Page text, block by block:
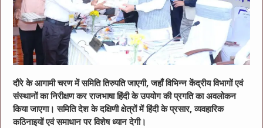
दौरे के आगामी चरण में समिति तिरुपति जाएगी, जहाँ विभिन्न केंद्रीय विभागों एवं
संस्थानों का निरीक्षण कर राजभाषा हिंदी के उपयोग की प्रगति का अवलोकन
किया जाएगा। समिति देश के दक्षिणी क्षेत्रों में हिंदी के प्रसार, व्यवहारिक
कठिनाइयों एवं समाधान पर विशेष ध्यान देगी।